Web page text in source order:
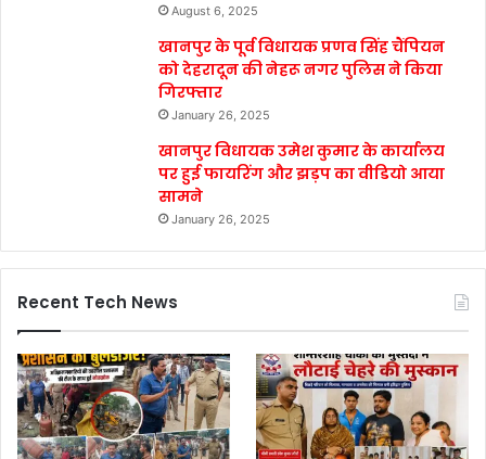
August 6, 2025
खानपुर के पूर्व विधायक प्रणव सिंह चैंपियन
को देहरादून की नेहरू नगर पुलिस ने किया
गिरफ्तार
January 26, 2025
खानपुर विधायक उमेश कुमार के कार्यालय
पर हुई फायरिंग और झड़प का वीडियो आया
सामने
January 26, 2025
Recent Tech News